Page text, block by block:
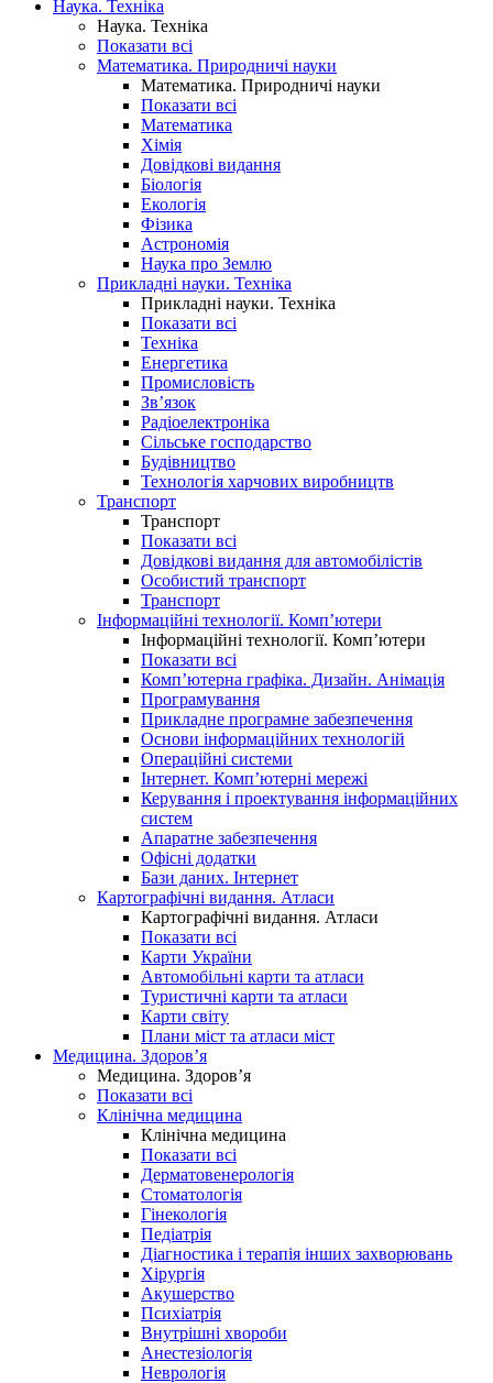
Наука. Техніка
Наука. Техніка
Показати всі
Математика. Природничі науки
Математика. Природничі науки
Показати всі
Математика
Хімія
Довідкові видання
Біологія
Екологія
Фізика
Астрономія
Наука про Землю
Прикладні науки. Техніка
Прикладні науки. Техніка
Показати всі
Техніка
Енергетика
Промисловість
Зв’язок
Радіоелектроніка
Сільське господарство
Будівництво
Технологія харчових виробництв
Транспорт
Транспорт
Показати всі
Довідкові видання для автомобілістів
Особистий транспорт
Транспорт
Інформаційні технології. Комп’ютери
Інформаційні технології. Комп’ютери
Показати всі
Комп’ютерна графіка. Дизайн. Анімація
Програмування
Прикладне програмне забезпечення
Основи інформаційних технологій
Операційні системи
Інтернет. Комп’ютерні мережі
Керування і проектування інформаційних
систем
Апаратне забезпечення
Офісні додатки
Бази даних. Інтернет
Картографічні видання. Атласи
Картографічні видання. Атласи
Показати всі
Карти України
Автомобільні карти та атласи
Туристичні карти та атласи
Карти світу
Плани міст та атласи міст
Медицина. Здоров’я
Медицина. Здоров’я
Показати всі
Клінічна медицина
Клінічна медицина
Показати всі
Дерматовенерологія
Стоматологія
Гінекологія
Педіатрія
Діагностика і терапія інших захворювань
Хірургія
Акушерство
Психіатрія
Внутрішні хвороби
Анестезіологія
Неврологія